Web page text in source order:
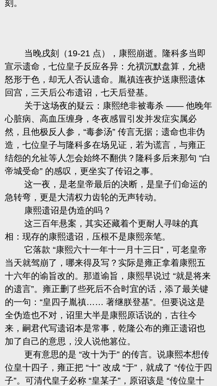
刻。
当晚戌刻（19-21 点），康熙崩逝。隆科多当即
宣示遗命，七位皇子反应各异：允禩沉默盘算，允禟
怒形于色，却无人否认遗命。胤禛连夜护送康熙遗体
回宫，三天后公布遗诏，七天后登基。
关于这场夜的疑云：康熙绝非被毒杀 —— 他晚年
心脏病、高血压缠身，冬夜感冒引发并发症实属必
然，且他极反人参，“毒参汤” 传言无据；遗命也非伪
造，七位皇子与隆科多在场见证，若为谎言，与雍正
结怨的允祉等人怎会始终不翻供？隆科多后来那句 “白
帝城受命” 的感叹，更坐实了传诏之事。
这一夜，是老皇帝最后的决断，是皇子们命运的
急转弯，更是大清权力齿轮的无声转动。
康熙遗诏是伪造的吗？
这三百年悬案，其实还藏着个更耐人寻味的真
相：现存的康熙遗诏，压根不是康熙亲笔。
它落款 “康熙六十一年十一月十三日”，可老皇帝
当天就驾崩了，哪来得及写？实际是雍正拿着康熙五
十六年的谕旨改的。那道谕旨，康熙早说过 “就是将来
的遗言”。雍正删了些死后不合时宜的话，添了最关键
的一句：“皇四子胤禛…… 著继朕登基”。但要说这是
全伪造也不对，诏里大半是康熙原话说的，古往今
来，嗣君代写遗诏本是常事，乾隆公布的雍正遗诏也
加了自己的意思，没人说他篡位。
更有意思的是 “改十为于” 的传言。说康熙本想传
位皇十四子，雍正把 “十” 改成 “于”，就成了 “传位于四
子”。可清代皇子必称 “皇某子”，原诏该是 “传位皇十